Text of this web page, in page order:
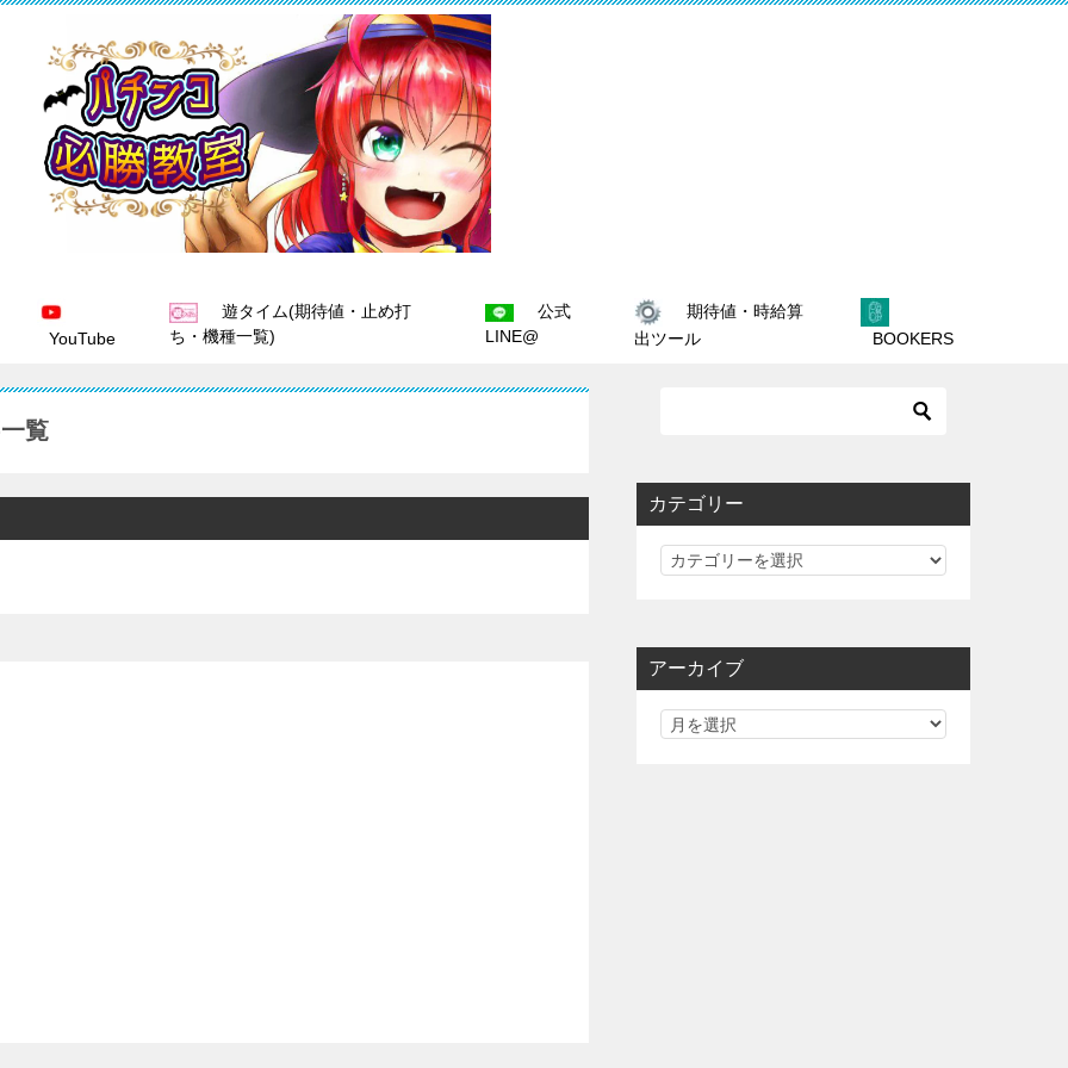
YouTube
遊タイム(期待値・止め打
ち・機種一覧)
公式
LINE@
期待値・時給算
出ツール
BOOKERS
覧
カテゴリー
カ
リ
アーカイブ